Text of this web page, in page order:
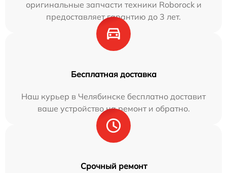
оригинальные запчасти техники Roborock и
предоставляет гарантию до 3 лет.
Бесплатная доставка
Наш курьер в Челябинске бесплатно доставит
ваше устройство на ремонт и обратно.
Срочный ремонт